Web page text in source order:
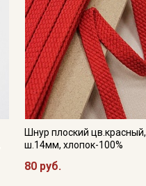
Шнур плоский цв.красный,
ш.14мм, хлопок-100%
80 руб.